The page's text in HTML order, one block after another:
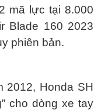
mã lực tại 8.000
Blade 160 2023
phiên bản.
2012, Honda SH
cho dòng xe tay